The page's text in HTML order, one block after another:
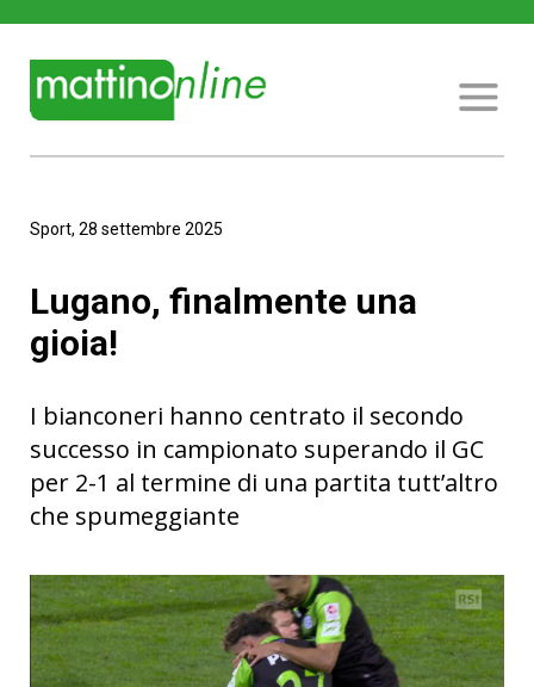
Sport, 28 settembre 2025
Lugano, finalmente una
gioia!
I bianconeri hanno centrato il secondo
successo in campionato superando il GC
per 2-1 al termine di una partita tutt’altro
che spumeggiante